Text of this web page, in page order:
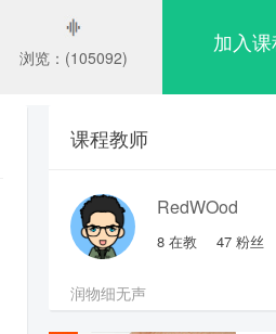
浏览：(105092)
加入
课程教师
RedWOod
8 在教 47 粉丝
润物细无声